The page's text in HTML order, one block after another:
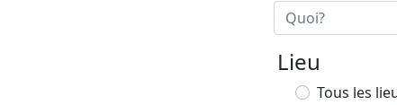
Lieu
Tous les